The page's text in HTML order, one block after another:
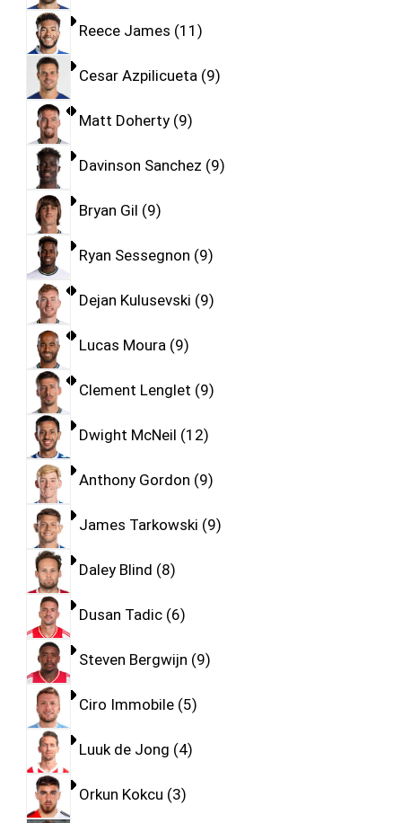
Reece James 11
Cesar Azpilicueta 9
Matt Doherty 9
Davinson Sanchez 9
Bryan Gil 9
Ryan Sessegnon 9
Dejan Kulusevski 9
Lucas Moura 9
Clement Lenglet 9
Dwight McNeil 12
Anthony Gordon 9
James Tarkowski 9
Daley Blind 8
Dusan Tadic 6
Steven Bergwijn 9
Ciro Immobile 5
Luuk de Jong 4
Orkun Kokcu 3